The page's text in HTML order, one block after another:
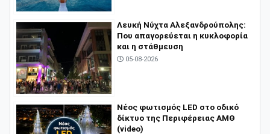
Λευκή Νύχτα Αλεξανδρούπολης:
Που απαγορεύεται η κυκλοφορία
και η στάθμευση
05-08-2026
Νέος φωτισμός LED στο οδικό
δίκτυο της Περιφέρειας ΑΜΘ
(video)